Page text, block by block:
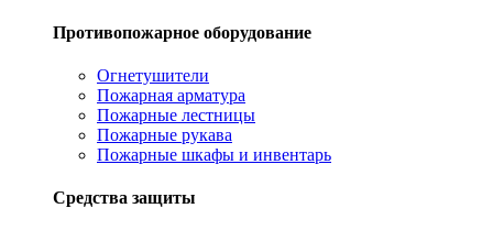
Противопожарное оборудование
Огнетушители
Пожарная арматура
Пожарные лестницы
Пожарные рукава
Пожарные шкафы и инвентарь
Средства защиты